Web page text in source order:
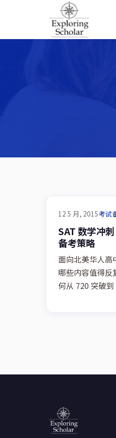
12 5 月, 2015考试
SAT 数学冲
备考策略
面向北美华人高
哪些内容值得反
何从 720 突破到